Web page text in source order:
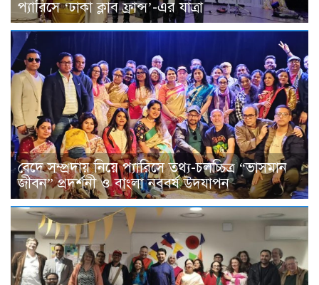
প্যারিসে ‘ঢাকা ক্লাব ফ্রান্স’-এর যাত্রা
বেদে সম্প্রদায় নিয়ে প্যারিসে তথ্য-চলচ্চিত্র “ভাসমান
জীবন” প্রদর্শনী ও বাংলা নববর্ষ উদযাপন